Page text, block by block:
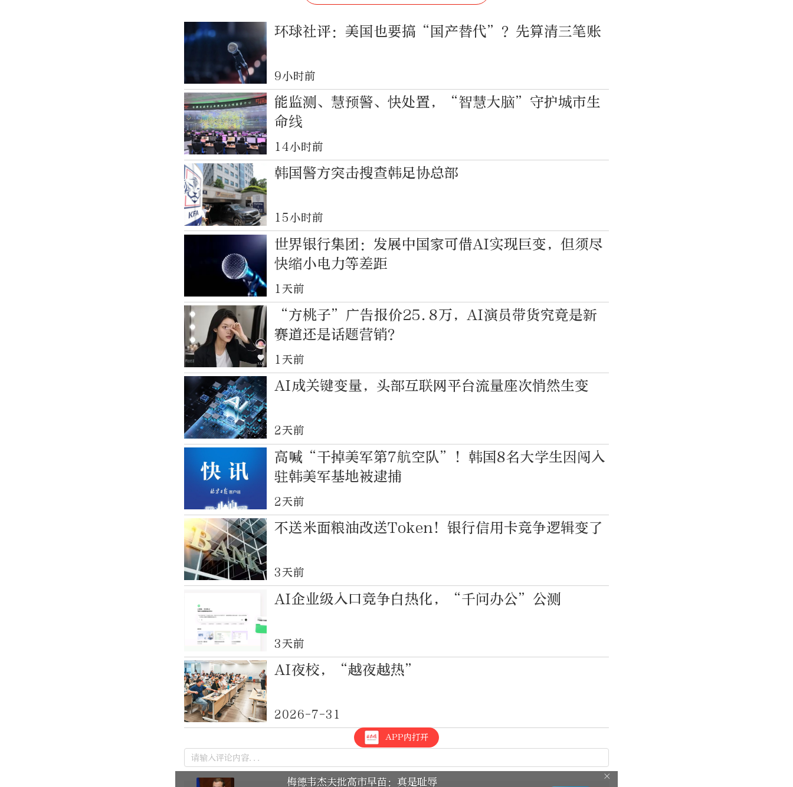
环球社评：美国也要搞“国产替代”？先算清三笔账
9小时前
能监测、慧预警、快处置，“智慧大脑”守护城市生
命线
14小时前
韩国警方突击搜查韩足协总部
15小时前
世界银行集团：发展中国家可借AI实现巨变，但须尽
快缩小电力等差距
1天前
“方桃子”广告报价25.8万，AI演员带货究竟是新
赛道还是话题营销？
1天前
AI成关键变量，头部互联网平台流量座次悄然生变
2天前
高喊“干掉美军第7航空队”！韩国8名大学生因闯入
驻韩美军基地被逮捕
2天前
不送米面粮油改送Token！银行信用卡竞争逻辑变了
3天前
AI企业级入口竞争白热化，“千问办公”公测
3天前
AI夜校，“越夜越热”
2026-7-31
APP内打开
梅德韦杰夫批高市早苗：真是耻辱